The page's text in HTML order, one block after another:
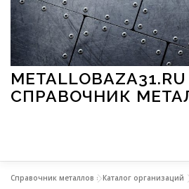
Перейти к содержимому
СПРАВОЧНИК
Справочник металлов »Каталог организаций